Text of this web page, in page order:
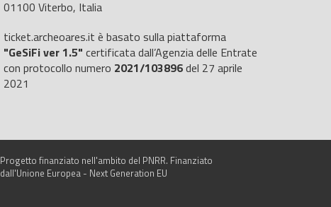
01100 Viterbo, Italia
ticket.archeoares.it è basato sulla piattaforma
"GeSiFi ver 1.5" certificata dall’Agenzia delle Entrate
con protocollo numero 2021/103896del 27 aprile
2021
Progetto finanziato nell'ambito del PNRR. Finanziato
dall'Unione Europea - Next Generation EU